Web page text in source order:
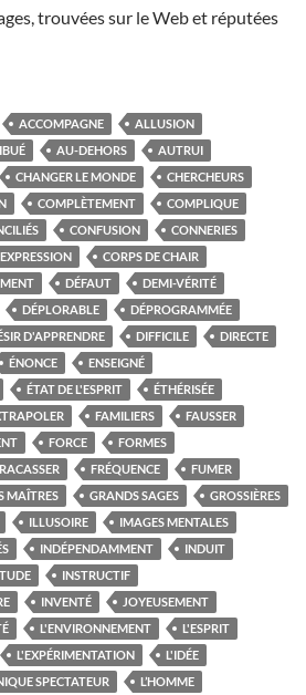
trouvées sur le Web et réputées
ACCOMPAGNE
ALLUSION
AU-DEHORS
AUTRUI
CHANGER LE MONDE
CHERCHEURS
COMPLÈTEMENT
COMPLIQUE
CONFUSION
CONNERIES
CORPS DE CHAIR
DÉFAUT
DEMI-VÉRITÉ
DÉPLORABLE
DÉPROGRAMMÉE
D'APPRENDRE DIFFICILE
DIRECTE
ÉNONCE
ENSEIGNÉ
ÉTAT DE L'ESPRIT
ÉTHÉRISÉE
FAMILIERS
FAUSSER
FORCE
FORMES
FRÉQUENCE
FUMER
MAÎTRES GRANDS SAGES
GROSSIÈRES
ILLUSOIRE
IMAGES MENTALES
INDÉPENDAMMENT
INDUIT
INSTRUCTIF
INVENTÉ
JOYEUSEMENT
L'ENVIRONNEMENT
L'ESPRIT
L'EXPÉRIMENTATION
L'IDÉE
SPECTATEUR L’HOMME